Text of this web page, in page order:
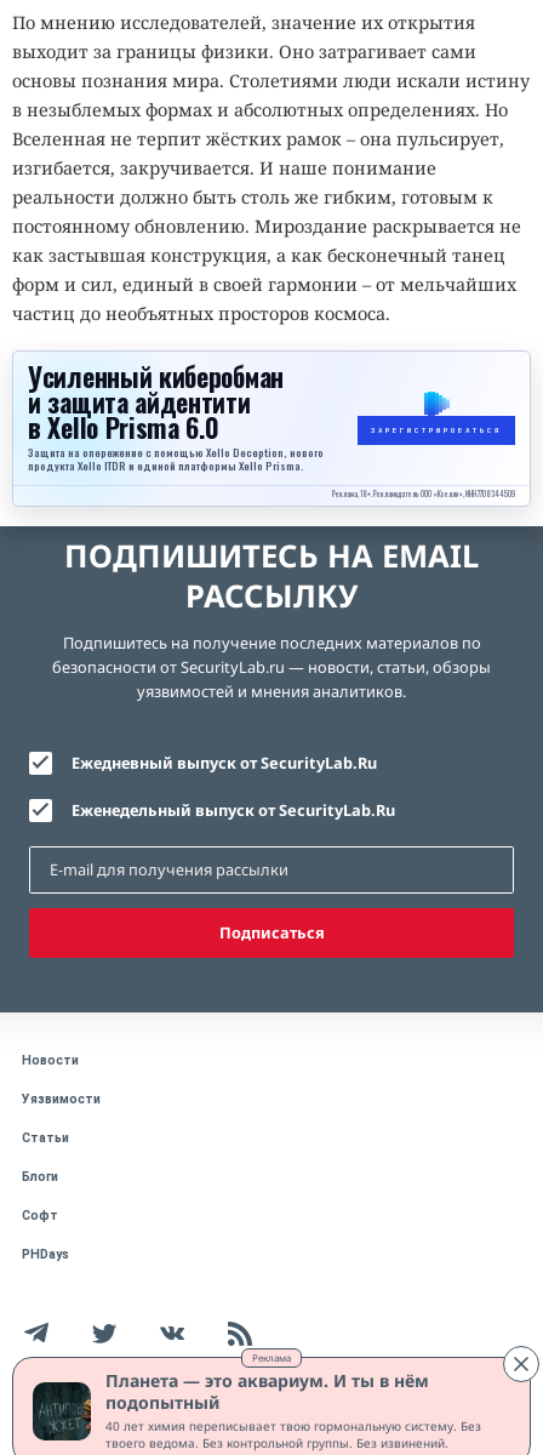
Реклама
Планета — это аквариум. И ты в нём
подопытный
40 лет химия переписывает твою гормональную систему. Без
твоего ведома. Без контрольной группы. Без извинений.
По мнению исследователей, значение их открытия
выходит за границы физики. Оно затрагивает сами
основы познания мира. Столетиями люди искали истину
в незыблемых формах и абсолютных определениях. Но
Вселенная не терпит жёстких рамок – она пульсирует,
изгибается, закручивается. И наше понимание
реальности должно быть столь же гибким, готовым к
постоянному обновлению. Мироздание раскрывается не
как застывшая конструкция, а как бесконечный танец
форм и сил, единый в своей гармонии – от мельчайших
частиц до необъятных просторов космоса.
Усиленный киберобман
и защита айдентити
в Xello Prisma 6.0
Защита на опережение с помощью Xello Deception, нового
продукта Xello ITDR и единой платформы Xello Prisma.
ЗАРЕГИСТРИРОВАТЬСЯ
Реклама, 18+. Рекламодатель ООО «Кселло», ИНН 7708344509
ПОДПИШИТЕСЬ НА EMAIL
РАССЫЛКУ
Подпишитесь на получение последних материалов по
безопасности от SecurityLab.ru — новости, статьи, обзоры
уязвимостей и мнения аналитиков.
Ежедневный выпуск от SecurityLab.Ru
Еженедельный выпуск от SecurityLab.Ru
Подписаться
Новости
Уязвимости
Статьи
Блоги
Софт
PHDays
Работает на CMS "1С-Битрикс: Управление сайтом"
Защищено CURATOR